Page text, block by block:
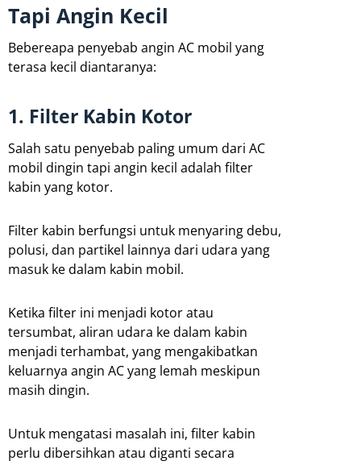
Tapi Angin Kecil
Bebereapa penyebab angin AC mobil yang
terasa kecil diantaranya:
1. Filter Kabin Kotor
Salah satu penyebab paling umum dari AC
mobil dingin tapi angin kecil adalah filter
kabin yang kotor.
Filter kabin berfungsi untuk menyaring debu,
polusi, dan partikel lainnya dari udara yang
masuk ke dalam kabin mobil.
Ketika filter ini menjadi kotor atau
tersumbat, aliran udara ke dalam kabin
menjadi terhambat, yang mengakibatkan
keluarnya angin AC yang lemah meskipun
masih dingin.
Untuk mengatasi masalah ini, filter kabin
perlu dibersihkan atau diganti secara